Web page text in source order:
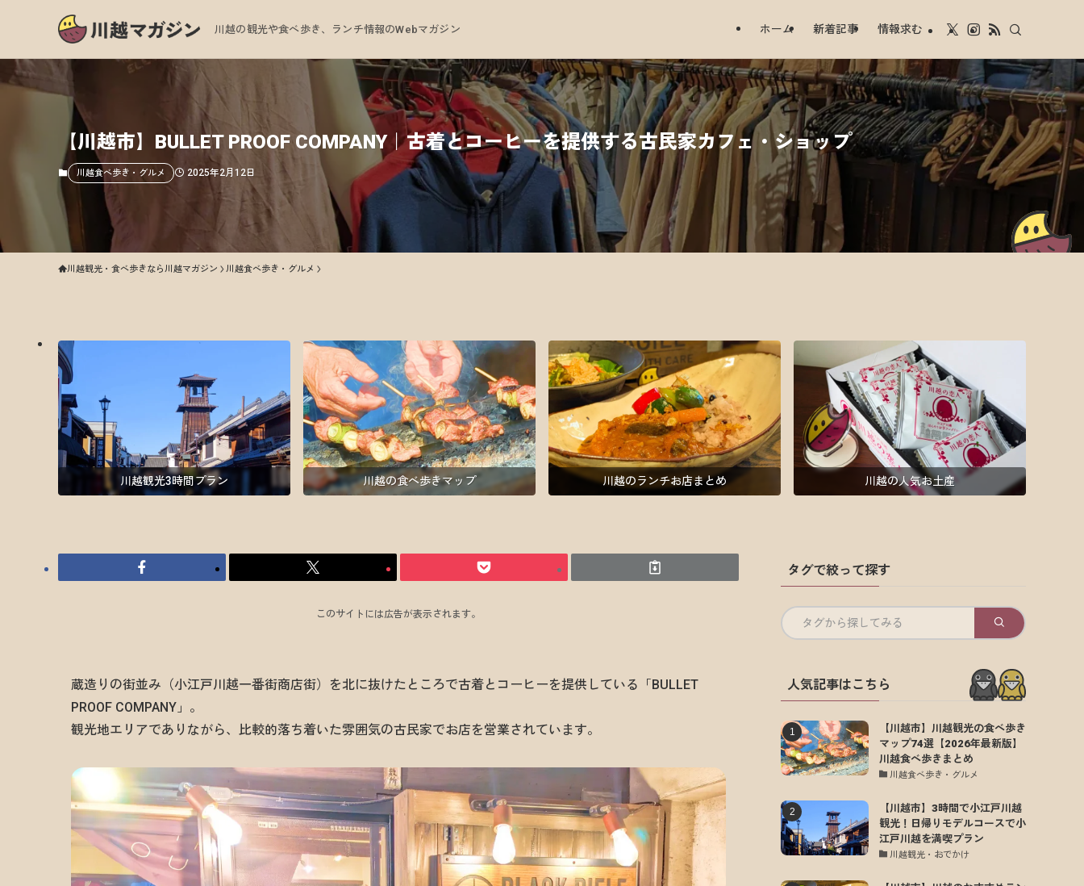
川越の観光や食べ歩き、ランチ情報のWebマガジン ホーム 新着記事 情報求む
【川越市】BULLET PROOF COMPANY｜古着とコーヒーを提供する古民家カフェ・ショップ
川越食べ歩き・グルメ 2025年2月12日
川越観光・食べ歩きなら川越マガジン 川越食べ歩き・グルメ
川越観光3時間プラン 川越の食べ歩きマップ 川越のランチお店まとめ 川越の人気お土産
このサイトには広告が表示されます。
蔵造りの街並み（小江戸川越一番街商店街）を北に抜けたところで古着とコーヒーを提供している「BULLET
PROOF COMPANY」。
観光地エリアでありながら、比較的落ち着いた雰囲気の古民家でお店を営業されています。
タグで絞って探す
タグから探してみる
人気記事はこちら
【川越市】川越観光の食べ歩き
マップ74選【2026年最新版】
川越食べ歩きまとめ
川越食べ歩き・グルメ
【川越市】3時間で小江戸川越
観光！日帰りモデルコースで小
江戸川越を満喫プラン
川越観光・おでかけ